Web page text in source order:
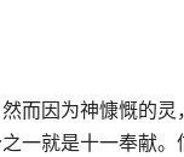
而因为神慷慨的灵
一就是十一奉献。